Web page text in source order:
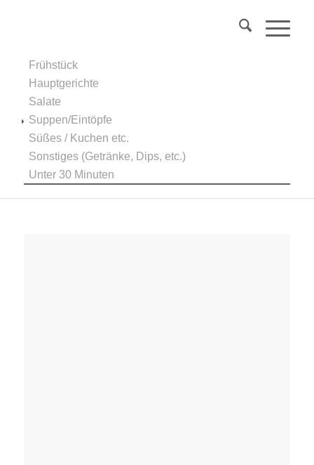
Frühstück
Hauptgerichte
Salate
Suppen/Eintöpfe
Süßes / Kuchen etc.
Sonstiges (Getränke, Dips, etc.)
Unter 30 Minuten